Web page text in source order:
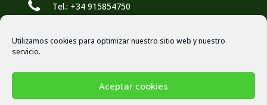
Utilizamos cookies para optimizar nuestro sitio web y nuestro
servicio.
Aceptar cookies
Tel.: +34 915854750
Política de privacidad